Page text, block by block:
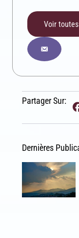
Voir
Partager Sur:
Dernières